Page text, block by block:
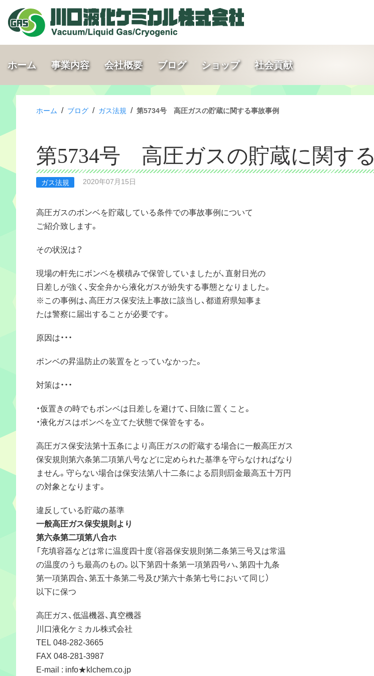
ホーム 事業内容 会社概要 ブログ ショップ 社会貢献
ホーム / ブログ / ガス法規 / 第5734号 高圧ガスの貯蔵に関する事故事例
第5734号 高圧ガスの貯蔵に関す
ガス法規 2020年07月15日
高圧ガスのボンベを貯蔵している条件での事故事例について
ご紹介致します。
その状況は？
現場の軒先にボンベを横積みで保管していましたが、直射日光の
日差しが強く、安全弁から液化ガスが紛失する事態となりました。
※この事例は、高圧ガス保安法上事故に該当し、都道府県知事ま
たは警察に届出することが必要です。
原因は・・・
ボンベの昇温防止の装置をとっていなかった。
対策は・・・
・仮置きの時でもボンベは日差しを避けて、日陰に置くこと。
・液化ガスはボンベを立てた状態で保管をする。
高圧ガス保安法第十五条により高圧ガスの貯蔵する場合に一般高圧ガス
保安規則第六条第二項第八号などに定められた基準を守らなければなり
ません。守らない場合は保安法第八十二条による罰則罰金最高五十万円
の対象となります。
違反している貯蔵の基準
一般高圧ガス保安規則より
第六条第二項第八合ホ
「充填容器などは常に温度四十度（容器保安規則第二条第三号又は常温
の温度のうち最高のもの。以下第四十条第一項第四号ハ、第四十九条
第一項第四合、第五十条第二号及び第六十条第七号において同じ）
以下に保つ
高圧ガス、低温機器、真空機器
川口液化ケミカル株式会社
TEL 048-282-3665
FAX 048-281-3987
E-mail : info★klchem.co.jp